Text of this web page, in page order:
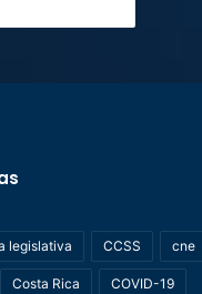
legislativa CCSS cne
Costa Rica COVID-19